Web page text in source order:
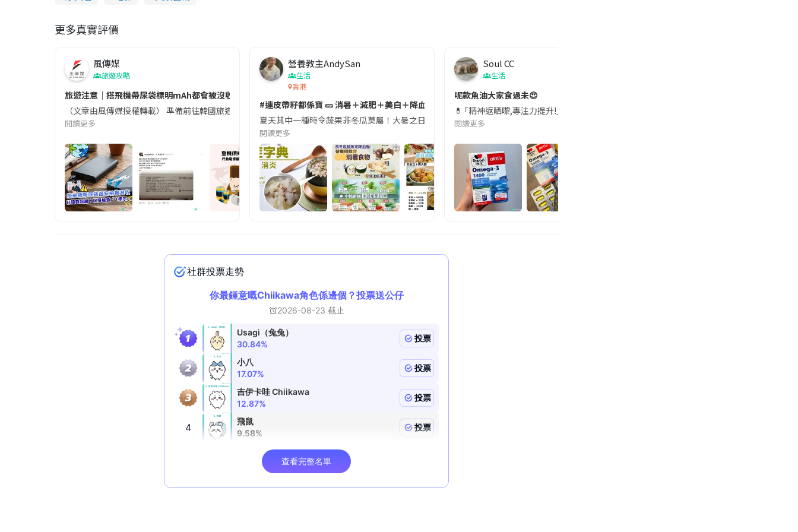
更多真實評價
風傳媒
旅遊攻略
旅遊注意｜搭飛機帶尿袋標明mAh都會被沒收😱出發前切記檢查「1標示」🚨
（文章由風傳媒授權轉載） 準備前往韓國旅遊的民眾，近期要特別留意隨身行李中的行動電源。一名旅客日前在機場安檢時，明明攜帶的行動電源機身已標示「10000mAh」，卻仍被要求當場
閱讀更多
營養教主AndySan
生活
香港
#連皮帶籽都係寶 🥒 消暑＋減肥＋美白＋降血脂
夏天其中一種時令蔬果非冬瓜莫屬！大暑之日，點都要飲碗冬瓜湯消暑解渴！除了解暑，冬瓜仲有好多鮮為人知嘅好處：減肥、消水腫、降血
閱讀更多
Soul CC
生活
呢款魚油大家食過未😍
💊 ｢精神返晒嚟,專注力提升!｣ 長時間對住電腦､剪片寫稿,成日覺得眼睛乾澀､腦袋好似｢斷
閱讀更多